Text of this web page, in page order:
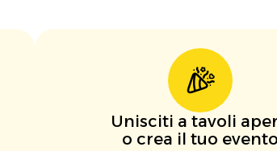
Unisciti a tavoli
o crea il tuo evento